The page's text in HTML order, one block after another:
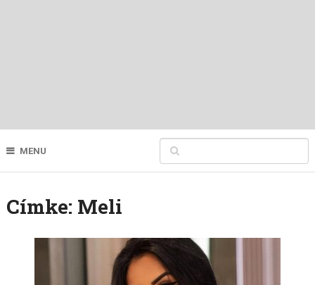
MENU
Címke: Meli